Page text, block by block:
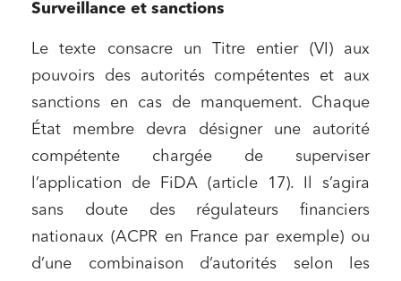
Surveillance et sanctions
Le texte consacre un Titre entier (VI) aux
pouvoirs des autorités compétentes et aux
sanctions en cas de manquement. Chaque
État membre devra désigner une autorité
compétente chargée de superviser
l’application de FiDA (article 17). Il s’agira
sans doute des régulateurs financiers
nationaux (ACPR en France par exemple) ou
d’une combinaison d’autorités selon les